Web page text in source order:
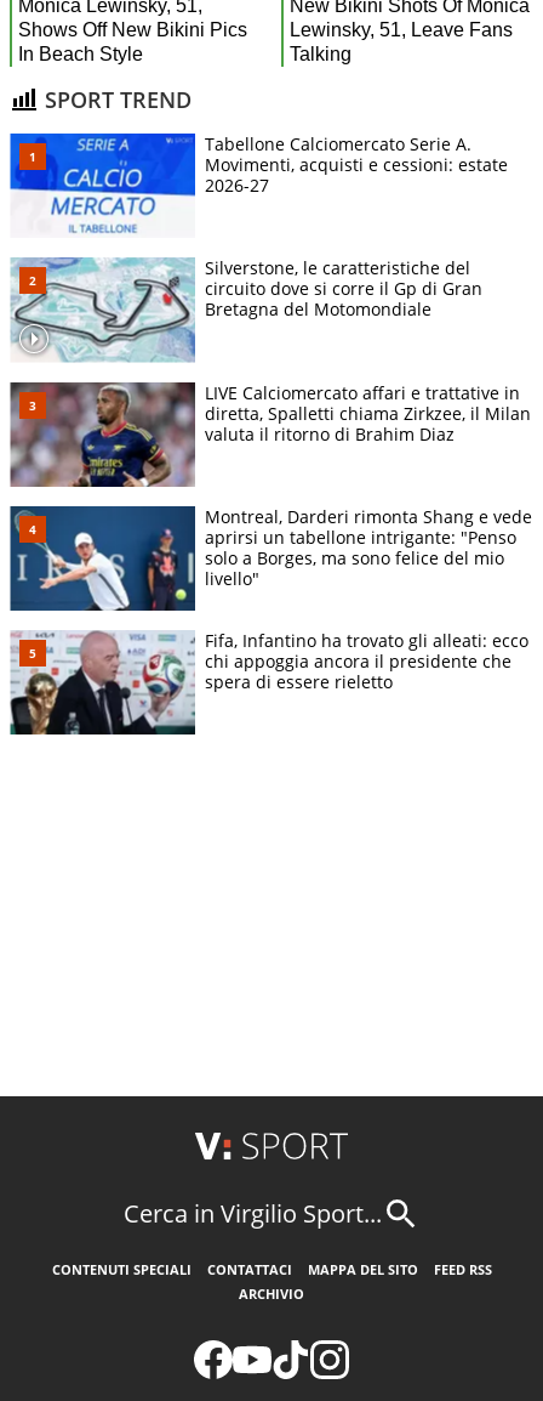
SPORT TREND
Tabellone Calciomercato Serie A.
Movimenti, acquisti e cessioni: estate
2026-27
Silverstone, le caratteristiche del
circuito dove si corre il Gp di Gran
Bretagna del Motomondiale
LIVE Calciomercato affari e trattative in
diretta, Spalletti chiama Zirkzee, il Milan
valuta il ritorno di Brahim Diaz
Montreal, Darderi rimonta Shang e vede
aprirsi un tabellone intrigante: "Penso
solo a Borges, ma sono felice del mio
livello"
Fifa, Infantino ha trovato gli alleati: ecco
chi appoggia ancora il presidente che
spera di essere rieletto
Cerca in Virgilio Sport...
CONTENUTI SPECIALI CONTATTACI MAPPA DEL SITO
FEED RSS
ARCHIVIO